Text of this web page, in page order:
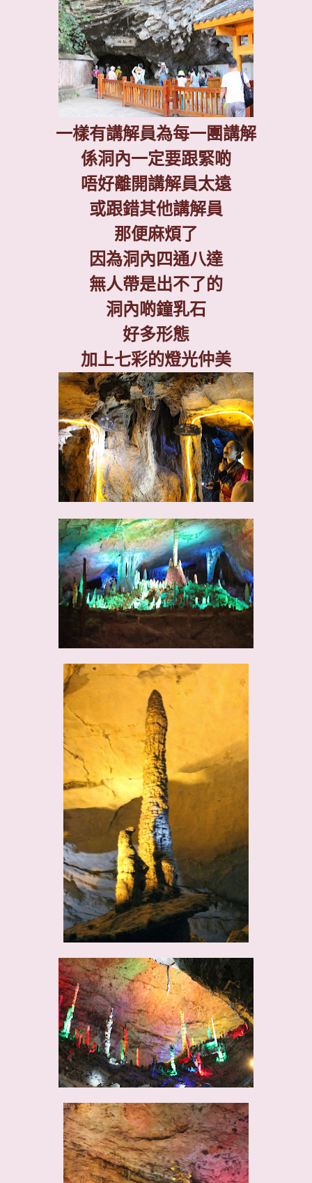
一樣有講解員為每一團講解
係洞內一定要跟緊啲
唔好離開講解員太遠
或跟錯其他講解員
那便麻煩了
因為洞內四通八達
無人帶是出不了的
洞內啲鐘乳石
好多形態
加上七彩的燈光仲美